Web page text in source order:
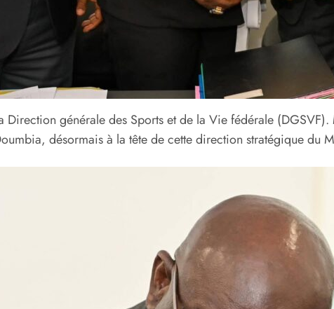
Direction générale des Sports et de la Vie fédérale
désormais à la tête de cette direction stratégique du